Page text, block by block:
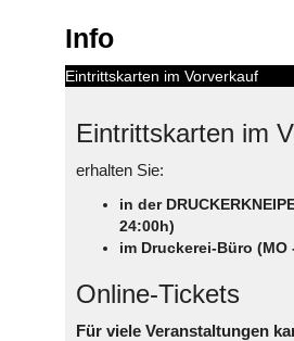
Info
Eintrittskarten im Vorverkauf
Eintrittskarten im
erhalten Sie:
in der
24:00h)
im Druckerei-Büro (MO
Online-Tickets
Für viele Veranstaltungen